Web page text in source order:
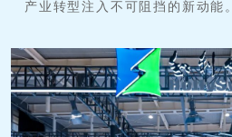
产业转型注入不可阻挡的新动能。